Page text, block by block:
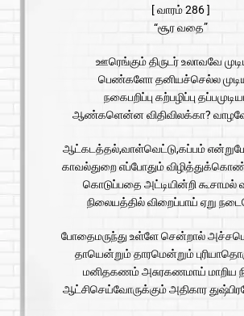
[ வாரம் 286 ]
“சூர வதை”
ஊரெங்கும் திருடர் உலாவவே
பெண்களோ தனியச்செல்ல
நகைபறிப்பு கற்பழிப்பு
ஆண்களென்ன விதிவிலக்கா?
ஆட்கடத்தல்,வாள்வெட்டு,கப்பம் என்றுமே
காவல்துறை எப்போதும்
கொடுப்பதை அட்டியின்றி கூசாமல்
நிலையத்தில் விறைப்பாய் ஏறு
போதைமருந்து உள்ளே சென்றால்
தாயென்றும் தாரமென்றும்
மனிதகணம் அசுரகணமாய் மாறிய
ஆட்சிசெய்வோருக்கும் அதிகார